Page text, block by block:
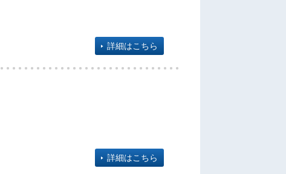
詳細はこちら
詳細はこちら